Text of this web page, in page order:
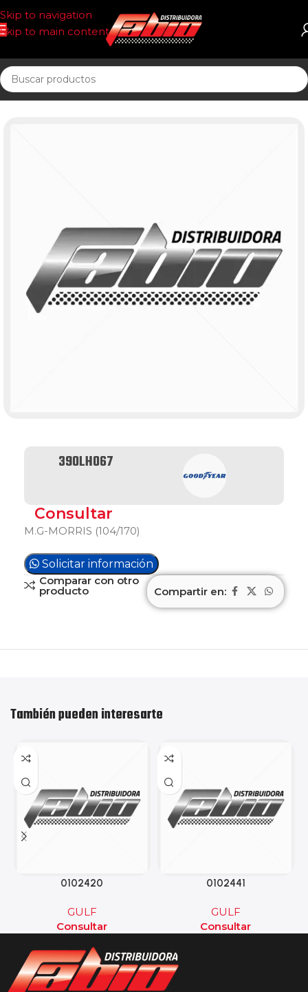
Skip to navigation
Skip to main content
Inicio CORREAS AUT. POSIT DR
390LH067
Consultar
M.G-MORRIS (104/170)
Solicitar información
Comparar con otro
producto Compartir en:
También pueden interesarte
0102420
GULF
Consultar
0102441
GULF
Consultar